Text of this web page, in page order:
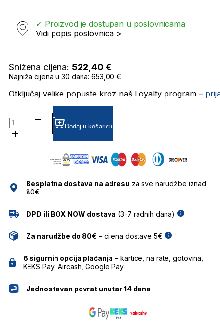
✓ Proizvod je dostupan u poslovnicama
Vidi popis poslovnica >
Snižena cijena: 522,40 €
Najniža cijena u 30 dana: 653,00 €
Otključaj velike popuste kroz naš Loyalty program –
CD40200I SUNČANE
NAOČALE
CHRISTIAN
Dodaj u košaricu
Besplatna dostava na adresu za sve narudžbe iznad
80€
DPD ili BOX NOW dostava (3-7 radnih dana)
Za narudžbe do 80€ – cijena dostave 5€
6 sigurnih opcija plaćanja – kartice, na rate, gotovina,
KEKS Pay, Aircash, Google Pay
Jednostavan povrat unutar 14 dana